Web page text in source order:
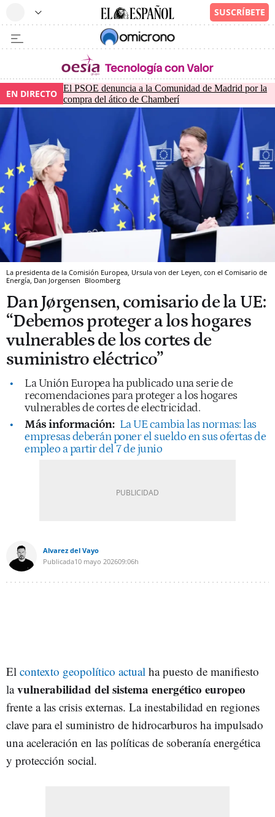
EN DIRECTO El PSOE denuncia a la Comunidad de Madrid por la
compra del ático de Chamberí
La presidenta de la Comisión Europea, Ursula von der Leyen, con el Comisario de
Energía, Dan Jorgensen Bloomberg
Dan Jørgensen, comisario de la UE:
“Debemos proteger a los hogares
vulnerables de los cortes de
suministro eléctrico”
La Unión Europea ha publicado una serie de
recomendaciones para proteger a los hogares
vulnerables de cortes de electricidad.
Más información: La UE cambia las normas: las
empresas deberán poner el sueldo en sus ofertas de
empleo a partir del 7 de junio
Alvarez del Vayo
Publicada10 mayo 202609:06h
El contexto geopolítico actual ha puesto de manifiesto
lavulnerabilidad del sistema energético europeo
frente a las crisis externas. La inestabilidad en regiones
clave para el suministro de hidrocarburos ha impulsado
una aceleración en las políticas de soberanía energética
y protección social.